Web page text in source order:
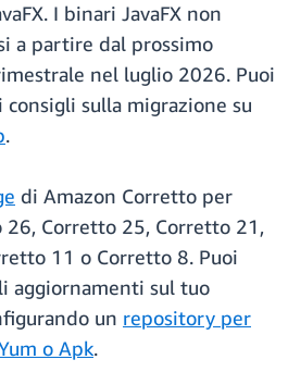
I binari JavaFX non
a partire dal prossimo
nel luglio 2026. Puoi
sulla migrazione su
.
di Amazon Corretto per
26, Corretto 25, Corretto 21,
11 o Corretto 8. Puoi
aggiornamenti sul tuo
un repository per
o Apk.